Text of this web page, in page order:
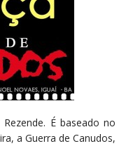
É baseado no
a Guerra de Canudos,